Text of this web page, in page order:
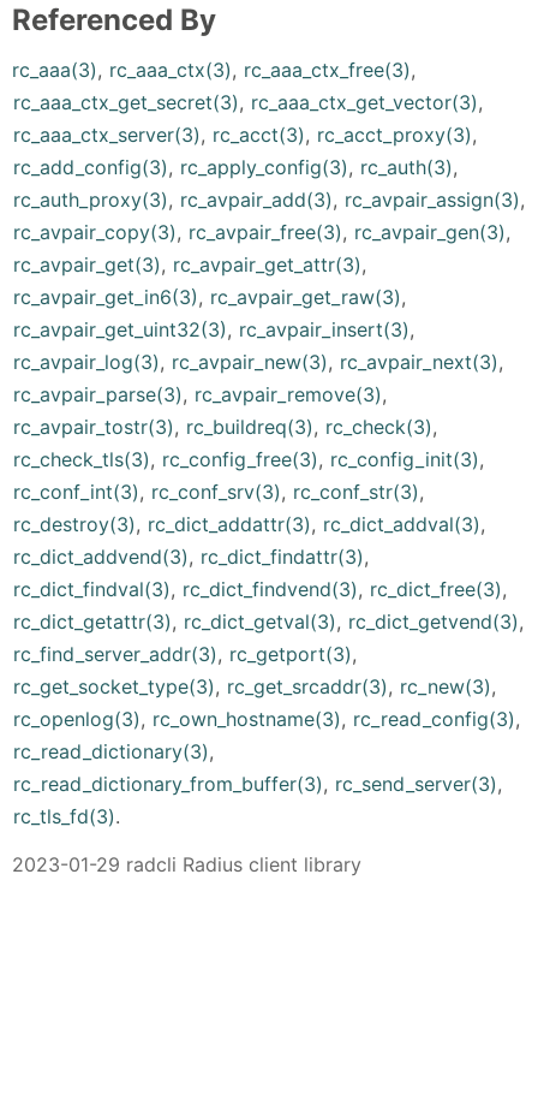
Referenced By
rc_aaa(3), rc_aaa_ctx(3), rc_aaa_ctx_free(3),
rc_aaa_ctx_get_secret(3), rc_aaa_ctx_get_vector(3),
rc_aaa_ctx_server(3), rc_acct(3), rc_acct_proxy(3),
rc_add_config(3), rc_apply_config(3), rc_auth(3),
rc_auth_proxy(3), rc_avpair_add(3), rc_avpair_assign(3),
rc_avpair_copy(3), rc_avpair_free(3), rc_avpair_gen(3),
rc_avpair_get(3), rc_avpair_get_attr(3),
rc_avpair_get_in6(3), rc_avpair_get_raw(3),
rc_avpair_get_uint32(3), rc_avpair_insert(3),
rc_avpair_log(3), rc_avpair_new(3), rc_avpair_next(3),
rc_avpair_parse(3), rc_avpair_remove(3),
rc_avpair_tostr(3), rc_buildreq(3), rc_check(3),
rc_check_tls(3), rc_config_free(3), rc_config_init(3),
rc_conf_int(3), rc_conf_srv(3), rc_conf_str(3),
rc_destroy(3), rc_dict_addattr(3), rc_dict_addval(3),
rc_dict_addvend(3), rc_dict_findattr(3),
rc_dict_findval(3), rc_dict_findvend(3), rc_dict_free(3),
rc_dict_getattr(3), rc_dict_getval(3), rc_dict_getvend(3),
rc_find_server_addr(3), rc_getport(3),
rc_get_socket_type(3), rc_get_srcaddr(3), rc_new(3),
rc_openlog(3), rc_own_hostname(3), rc_read_config(3),
rc_read_dictionary(3),
rc_read_dictionary_from_buffer(3), rc_send_server(3),
rc_tls_fd(3).
2023-01-29 radcli Radius client library